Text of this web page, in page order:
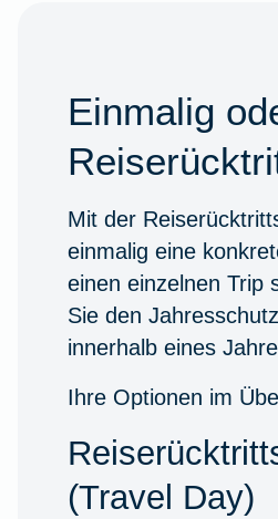
Einmalig
Mit der
einmalig eine
einen einzelnen Trip
Sie den Jahresschutz
innerhalb eines
Ihre Optionen im
(Travel Day)